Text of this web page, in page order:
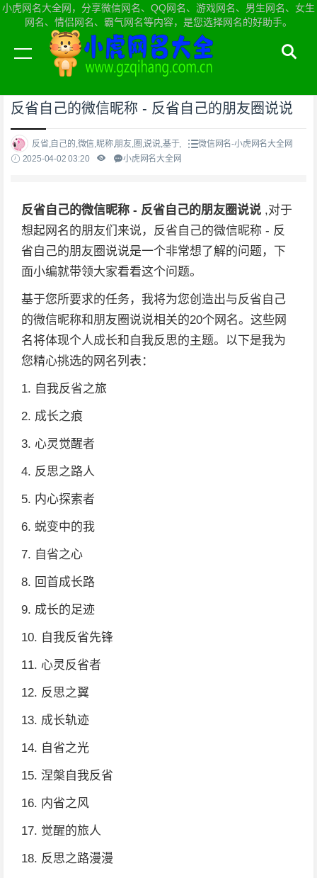
小虎网名大全网，分享微信网名、QQ网名、游戏网名、男生网名、女生
网名、情侣网名、霸气网名等内容，是您选择网名的好助手。
当前位置：小虎网名大全网首页>微信网名
反省自己的微信昵称 - 反省自己的朋友圈说说
反省,自己的,微信,昵称,朋友,圈,说说,基于,
微信网名-小虎网名大全网
2025-04-02 03:20
小虎网名大全网
反省自己的微信昵称 - 反省自己的朋友圈说说 ,对于
想起网名的朋友们来说，反省自己的微信昵称 - 反
省自己的朋友圈说说是一个非常想了解的问题，下
面小编就带领大家看看这个问题。
基于您所要求的任务，我将为您创造出与反省自己
的微信昵称和朋友圈说说相关的20个网名。这些网
名将体现个人成长和自我反思的主题。以下是我为
您精心挑选的网名列表：
1. 自我反省之旅
2. 成长之痕
3. 心灵觉醒者
4. 反思之路人
5. 内心探索者
6. 蜕变中的我
7. 自省之心
8. 回首成长路
9. 成长的足迹
10. 自我反省先锋
11. 心灵反省者
12. 反思之翼
13. 成长轨迹
14. 自省之光
15. 涅槃自我反省
16. 内省之风
17. 觉醒的旅人
18. 反思之路漫漫